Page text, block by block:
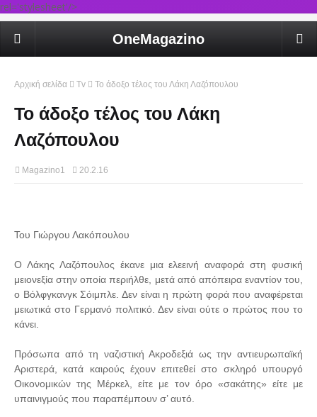
rel='stylesheet'/>
OneMagazino
Αρχική σελίδα Tv Το άδοξο τέλος του Λάκη Λαζόπουλου
Το άδοξο τέλος του Λάκη
Λαζόπουλου
Magazino1 20.2.16
Του Γιώργου Λακόπουλου
Ο Λάκης Λαζόπουλος έκανε μια ελεεινή αναφορά στη φυσική
μειονεξία στην οποία περιήλθε, μετά από απόπειρα εναντίον του,
ο Βόλφγκανγκ Σόιμπλε. Δεν είναι η πρώτη φορά που αναφέρεται
μειωτικά στο Γερμανό πολιτικό. Δεν είναι ούτε ο πρώτος που το
κάνει.
Πρόσωπα από τη ναζιστική Ακροδεξιά ως την αντιευρωπαϊκή
Αριστερά, κατά καιρούς έχουν επιτεθεί στο σκληρό υπουργό
Οικονομικών της Μέρκελ, είτε με τον όρο «σακάτης» είτε με
υπαινιγμούς που παραπέμπουν σ’ αυτό.